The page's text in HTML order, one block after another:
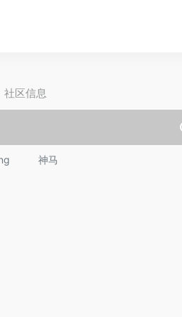
社区信息
神马